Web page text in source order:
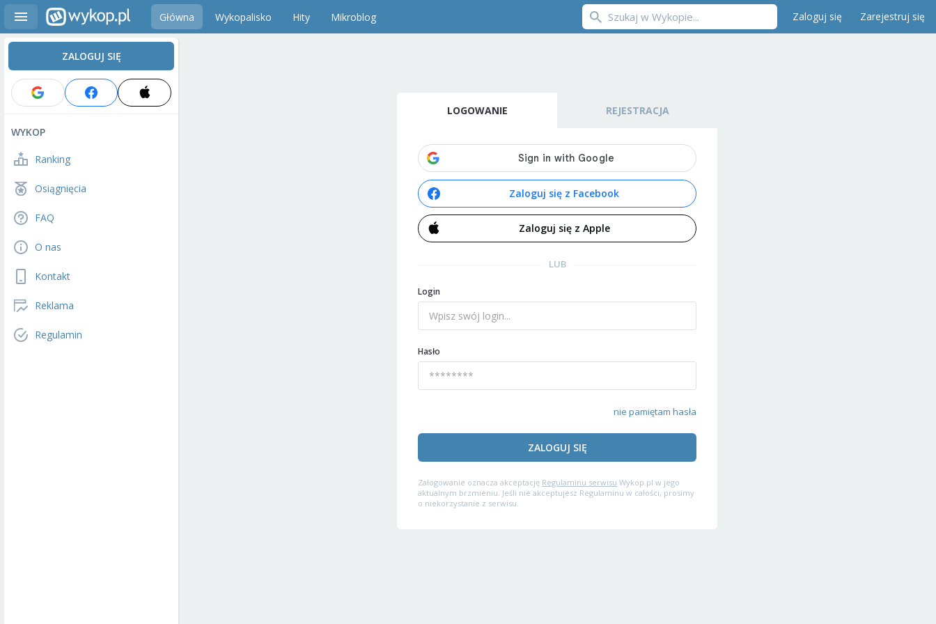
Główna Wykopalisko Hity Mikroblog Zaloguj się Zarejestruj się
ZALOGUJ SIĘ
WYKOP
Ranking
Osiągnięcia
FAQ
O nas
Kontakt
Reklama
Regulamin
LOGOWANIE REJESTRACJA
Zaloguj się z Facebook
Zaloguj się z Apple
LUB
Login
Hasło
nie pamiętam hasła
ZALOGUJ SIĘ
Zalogowanie oznacza akceptację Regulaminu serwisu Wykop.pl w jego
aktualnym brzmieniu. Jeśli nie akceptujesz Regulaminu w całości, prosimy
o niekorzystanie z serwisu.